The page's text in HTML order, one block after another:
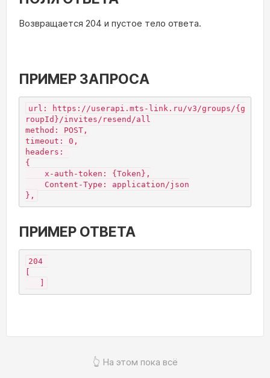
Возвращается 204 и пустое тело ответа.
ПРИМЕР ЗАПРОСА
url: https://userapi.mts-link.ru/v3/groups/{g
roupId}/invites/resend/all
method: POST,
timeout: 0,
headers:
{
x-auth-token: {Token},
Content-Type: application/json
},
ПРИМЕР ОТВЕТА
204
[
]
👆 На этом пока всё